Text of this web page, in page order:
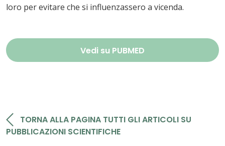
loro per evitare che si influenzassero a vicenda.
Vedi su PUBMED
TORNA ALLA PAGINA TUTTI GLI ARTICOLI SU
PUBBLICAZIONI SCIENTIFICHE